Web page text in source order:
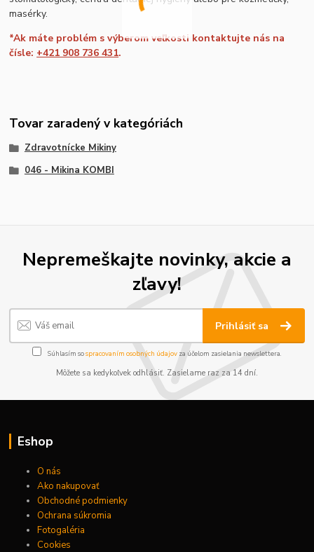
masérky.
*Ak máte problém s výberom veľkosti kontaktujte nás na
čísle: +421 908 736 431.
Tovar zaradený v kategóriách
Zdravotnícke Mikiny
046 - Mikina KOMBI
Nepremeškajte novinky, akcie a
zľavy!
Prihlásiť sa
Súhlasím sospracovaním osobných údajov za účelom zasielania newslettera.
Môžete sa kedykoľvek odhlásiť. Zasielame raz za 14 dní.
Eshop
O nás
Ako nakupovať
Obchodné podmienky
Ochrana súkromia
Fotogaléria
Cookies